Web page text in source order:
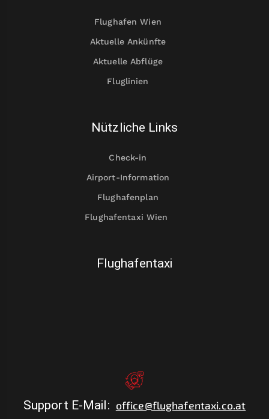
Flughafen Wien
Aktuelle Ankünfte
Aktuelle Abflüge
Fluglinien
Nützliche Links
Check-in
Airport-Information
Flughafenplan
Flughafentaxi Wien
Flughafentaxi
Support E-Mail: office@flughafentaxi.co.at